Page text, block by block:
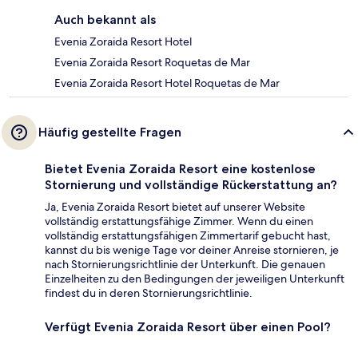
Auch bekannt als
Evenia Zoraida Resort Hotel
Evenia Zoraida Resort Roquetas de Mar
Evenia Zoraida Resort Hotel Roquetas de Mar
Häufig gestellte Fragen
Bietet Evenia Zoraida Resort eine kostenlose
Stornierung und vollständige Rückerstattung an?
Ja, Evenia Zoraida Resort bietet auf unserer Website
vollständig erstattungsfähige Zimmer. Wenn du einen
vollständig erstattungsfähigen Zimmertarif gebucht hast,
kannst du bis wenige Tage vor deiner Anreise stornieren, je
nach Stornierungsrichtlinie der Unterkunft. Die genauen
Einzelheiten zu den Bedingungen der jeweiligen Unterkunft
findest du in deren Stornierungsrichtlinie.
Verfügt Evenia Zoraida Resort über einen Pool?